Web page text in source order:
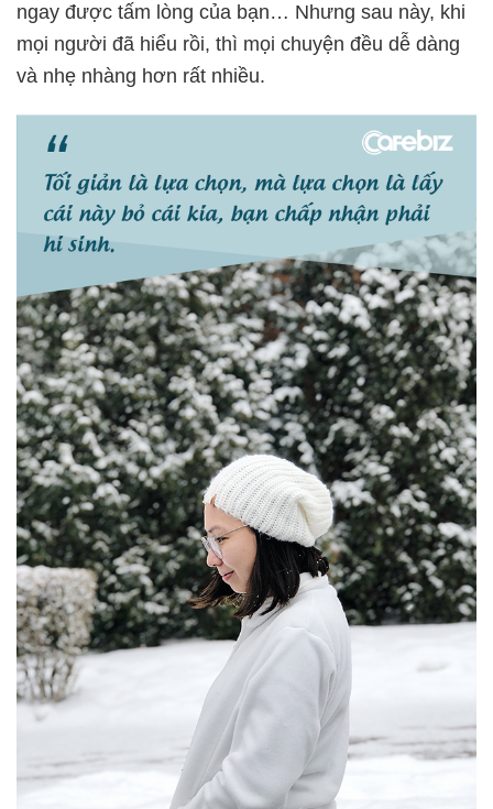
ngay được tấm lòng của bạn… Nhưng sau này, khi
mọi người đã hiểu rồi, thì mọi chuyện đều dễ dàng
và nhẹ nhàng hơn rất nhiều.